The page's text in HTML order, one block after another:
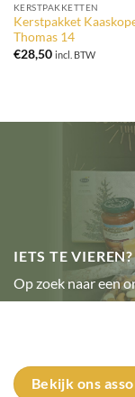
KERSTPAKKETTEN
Kerstpakket
Thomas 14
€28,50 incl. BTW
IETS TE VIEREN?
Op zoek naar een
langs en wij stellen
Bekijk ons